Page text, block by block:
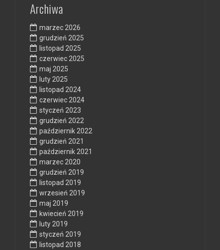
Archiwa
marzec 2026
grudzień 2025
listopad 2025
czerwiec 2025
maj 2025
luty 2025
listopad 2024
czerwiec 2024
styczeń 2023
grudzień 2022
październik 2022
grudzień 2021
październik 2021
marzec 2020
grudzień 2019
listopad 2019
wrzesień 2019
maj 2019
kwiecień 2019
luty 2019
styczeń 2019
listopad 2018